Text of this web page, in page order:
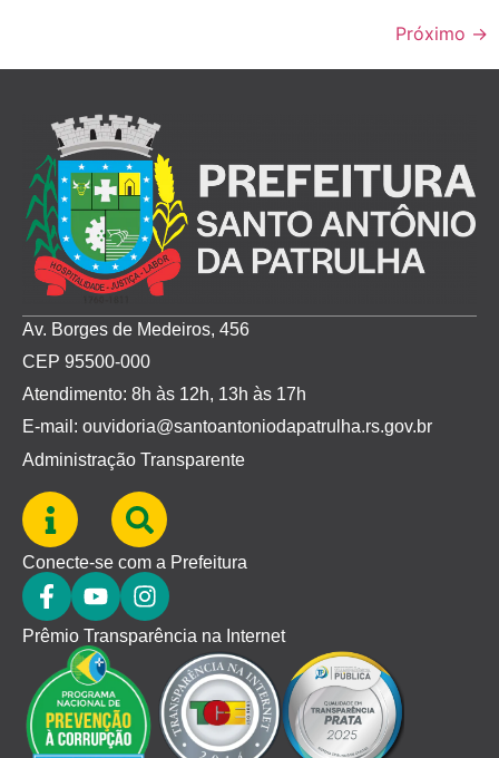
Próximo →
Av. Borges de Medeiros, 456
CEP 95500-000
Atendimento: 8h às 12h, 13h às 17h
E-mail: ouvidoria@santoantoniodapatrulha.rs.gov.br
Administração Transparente
Conecte-se com a Prefeitura
Prêmio Transparência na Internet